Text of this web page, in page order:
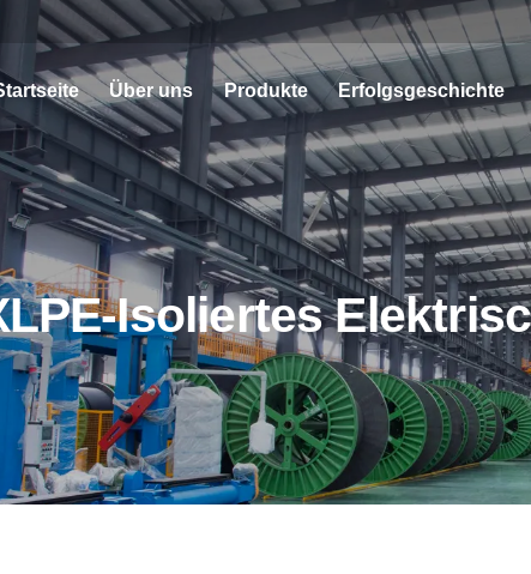
Über uns Produkte Erfolgsgeschichte
Isoliertes